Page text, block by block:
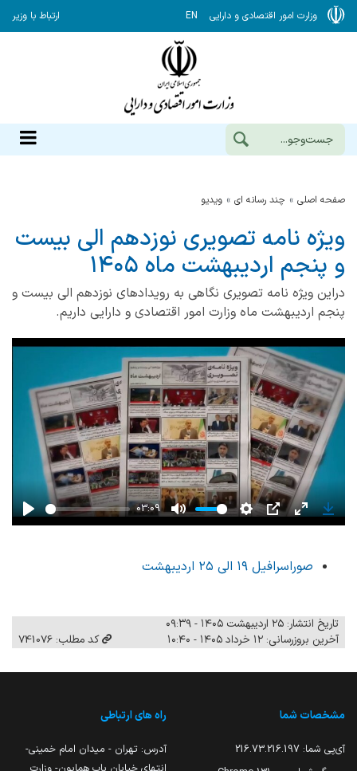
وزارت امور اقتصادی و دارایی EN ارتباط با وزیر
صفحه اصلی چند رسانه ای ویدیو
ویژه نامه تصویری نوزدهم الی بیست
و پنجم اردیبهشت ماه ۱۴۰۵
دراین ویژه نامه تصویری نگاهی به رویدادهای نوزدهم الی بیست و
پنجم اردیبهشت ماه وزارت امور اقتصادی و دارایی داریم.
Play
03:09
Mute Settings
PIP Enter
صوراسرافیل ۱۹ الی ۲۵ اردیبهشت
تاریخ انتشار: ۲۵ اردیبهشت ۱۴۰۵ - ۰۹:۳۹
آخرین بروزرسانی: ۱۲ خرداد ۱۴۰۵ - ۱۰:۴۰
کد مطلب: 741076
مشخصات شما
آی‌پی شما: 216.73.216.197
راه های ارتباطی
آدرس: تهران - میدان امام خمینی-